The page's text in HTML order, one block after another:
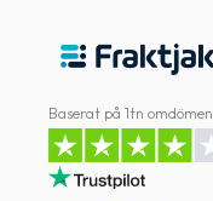
Baserat på 1tn omdömen